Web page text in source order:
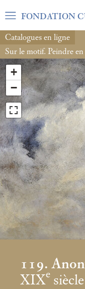
FONDATION
Catalogues en ligne
Sur le motif. Peindre
+
−
119.
XIXe siècle